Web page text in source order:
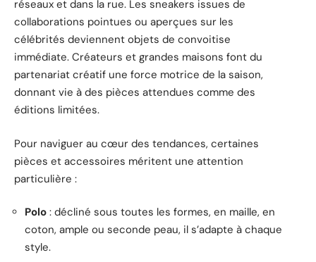
réseaux et dans la rue. Les sneakers issues de
collaborations pointues ou aperçues sur les
célébrités deviennent objets de convoitise
immédiate. Créateurs et grandes maisons font du
partenariat créatif une force motrice de la saison,
donnant vie à des pièces attendues comme des
éditions limitées.
Pour naviguer au cœur des tendances, certaines
pièces et accessoires méritent une attention
particulière :
Polo : décliné sous toutes les formes, en maille, en
coton, ample ou seconde peau, il s’adapte à chaque
style.